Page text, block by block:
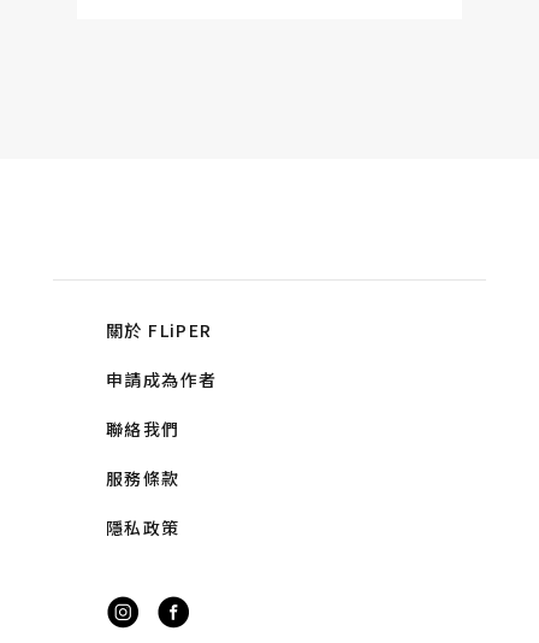
關於 FLiPER
申請成為作者
聯絡我們
服務條款
隱私政策